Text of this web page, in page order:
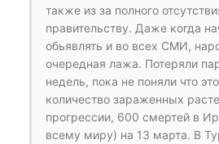
также из за полного
правительству. Даже когда
обьявлять и во всех СМИ,
очередная лажа. Потеряли
недель, пока не поняли что
количество зараженных
прогрессии, 600 смертей в
всему миру) на 13 марта. В